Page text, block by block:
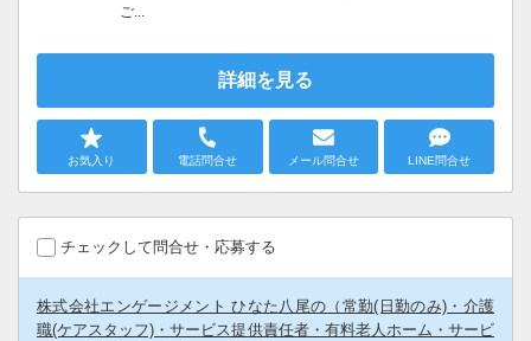
ご...
詳細を見る
お気入り 電話問合せ メール問合せ LINE問合せ
チェックして問合せ・応募する
株式会社エンゲージメント ひなた八尾の（常勤(日勤のみ)・介護
職(ケアスタッフ)・サービス提供責任者・有料老人ホーム・サービ